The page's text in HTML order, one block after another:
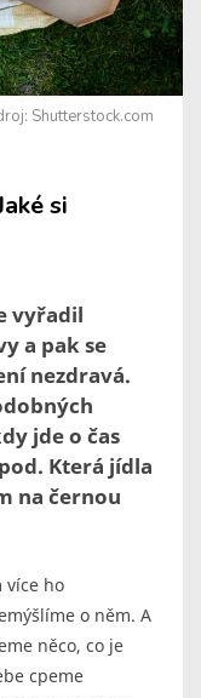
Shutterstock.com
si
vyřadil
a pak se
nezdravá.
jde o čas
Která jídla
na černou
více ho
o něm. A
něco, co je
cpeme